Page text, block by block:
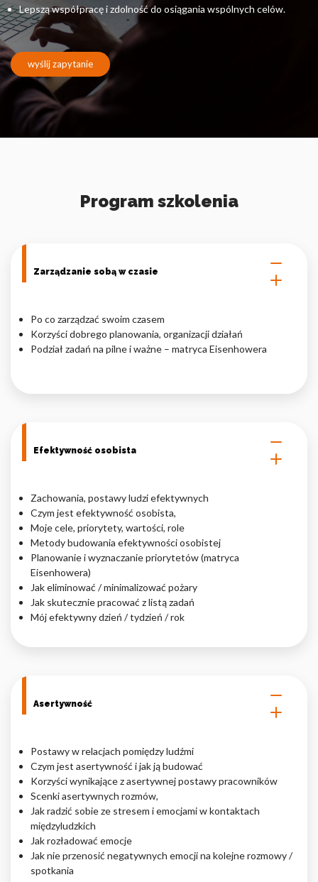
Lepszą współpracę i zdolność do osiągania wspólnych celów.
wyślij zapytanie
Program szkolenia
Zarządzanie sobą w czasie
Po co zarządzać swoim czasem
Korzyści dobrego planowania, organizacji działań
Podział zadań na pilne i ważne – matryca Eisenhowera
Efektywność osobista
Zachowania, postawy ludzi efektywnych
Czym jest efektywność osobista,
Moje cele, priorytety, wartości, role
Metody budowania efektywności osobistej
Planowanie i wyznaczanie priorytetów (matryca
Eisenhowera)
Jak eliminować / minimalizować pożary
Jak skutecznie pracować z listą zadań
Mój efektywny dzień / tydzień / rok
Asertywność
Postawy w relacjach pomiędzy ludźmi
Czym jest asertywność i jak ją budować
Korzyści wynikające z asertywnej postawy pracowników
Scenki asertywnych rozmów,
Jak radzić sobie ze stresem i emocjami w kontaktach
międzyludzkich
Jak rozładować emocje
Jak nie przenosić negatywnych emocji na kolejne rozmowy /
spotkania
zapamiętanie informacji, które zmieniają wygląd lub
funkcjonowanie strony, np. preferowany język lub region, w
którym znajduje się użytkownik.
Statystyka
Statystyczne pliki cookie pomagają właścicielem stron
internetowych zrozumieć, w jaki sposób różni użytkownicy
zachowują się na stronie, gromadząc i zgłaszając anonimowe
Marketing
wyświetlanie reklam, które są istotne i interesujące dla
poszczególnych użytkowników i tym samym bardziej cenne dla
wydawców i reklamodawców strony trzeciej.
Nieklasyfikowane
Nieklasyfikowane pliki cookie, to pliki, które są w procesie
klasyfikowania, wraz z dostawcami poszczególnych ciasteczek.
Akceptuj wszystko